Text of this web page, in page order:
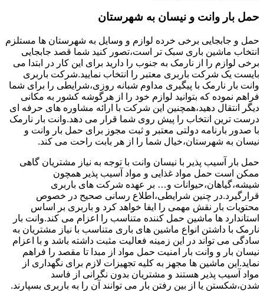
حمل بار وانت و نیسان به شهرستان
حمل و جابجایی برخی خرده لوازم و وسایل به شهرستان ها مستلزم
انتخاب ماشین باری سبک تر است،تصور کنید شما قصد جابجایی
برخی لوازم را از نارمک به جنوب را دارید برای این کار در ابتدا می
بایست یک شرکت باربری معتبر را انتخاب نمایید.شرکت باربری
وانت بار نارمک با پیگیری مداوم شبانه روزی،شرایطی را برای شما
فراهم نموده که بتوانید لوازم خود را از هرگوشه کشور به مکانی
دیگر انتقال دهید،همچنین این شرکت با ارائه مشاوره های حرفه ای
درست ترین انتخاب را پیش روی شما قرار می دهد.وانت بار نارمک
با صدور بارنامه دولتی معتبر و ثبت مجوز برای حمل بار وانت و
نیسان به شهرستان،خیال شما را از هر بابت راحت می کند.
حمل بار آسیب پذیر با نیسان وانت با توجه به نیاز مشتریان گاهی
ممکن است حمل مواد غذایی و مواد آسیب پذیر همچون
شیشه،گیاهان،حیوانات و… بر عهده شرکت های باربری
قرارگیرد.در چنین شرایطی،اطلاع رسانی صحیح در خصوص
محتویات بار نقش مهمی را ایفا خواهد کرد و باربری بر اساس
استاندارد ها ماشین حمل کننده متناسب را اعزام می کند.وانت بار
نارمک با داشتن انواع ماشین های باری متناسب با نیاز مشتریان به
سادگی می تواند در این زمینه فعالیت مثبت داشته باشد و با اعزام
نیسان بار و وانت بار امنیت حمل مواد از مبدا تا مقصد را فراهم
نماید.این ماشین ها مجهز به کلیه تجهیزات لازم برای نگهداری از
مواد آسیب پذیر هستند و مشتریان بدون نگرانی از فاسد
شدن،شکستن یا از بین رفتن بار می توانند آن را به باربری بسپارند.